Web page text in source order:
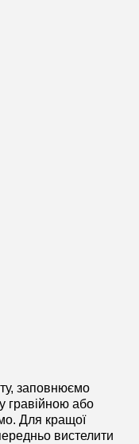
заповнюємо
гравійною або
Для кращої
вистелити